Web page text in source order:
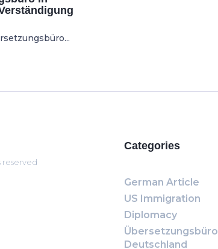
reserved
Categories
German Article
US Immigration
Diplomacy
Übersetzungsbüro
Deutschland